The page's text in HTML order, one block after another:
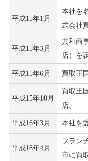
平成15年1月
本社を
式会社
平成15年3月
共和商
店）を
平成15年6月 買取王
平成15年10月
買取王
店。
平成16年3月 本社を
平成18年4月
フラン
市に買